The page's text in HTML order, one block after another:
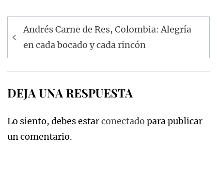
Navegación
de
entradas
Andrés Carne de Res, Colombia: Alegría
en cada bocado y cada rincón
DEJA UNA RESPUESTA
Lo siento, debes estarconectado para publicar
un comentario.